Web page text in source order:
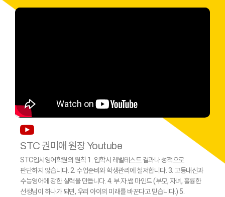
STC 권미애 원장 Youtube
STC입시영어학원의 원칙 1. 입학시 레벨테스트 결과나 성적으로
판단하지 않습니다. 2. 수업준비와 학생관리에 철저합니다. 3. 고등내신과
수능영어에 강한 실력을 만듭니다. 4. 부.자.쌤 마인드 (부모, 자녀, 훌륭한
선생님이 하나가 되면, 우리 아이의 미래를 바꾼다고 믿습니다.) 5.